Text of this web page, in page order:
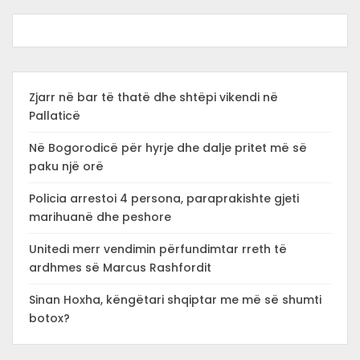
Zjarr në bar të thatë dhe shtëpi vikendi në
Pallaticë
Në Bogorodicë për hyrje dhe dalje pritet më së
paku një orë
Policia arrestoi 4 persona, paraprakishte gjeti
marihuanë dhe peshore
Unitedi merr vendimin përfundimtar rreth të
ardhmes së Marcus Rashfordit
Sinan Hoxha, këngëtari shqiptar me më së shumti
botox?